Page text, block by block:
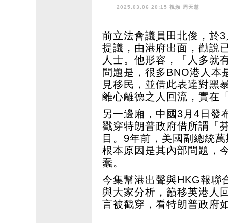
話治國肉酸
2025.03.06 20:15 視頻 周天慧
前立法會議員田北俊，於
提議，由港府出面，勸說
人士。他形容，「人多就
問題是，很多BNO港人本
見移民，並借此表達對黑
離心離德之人回流，實在
另一邊廂，中國3月4日發
戳穿特朗普政府借所謂「
目。9年前，美國副總統
根本原因是其內部問題，
蠢。
今集幫港出聲與HKG報聯
與大家分析，籲移英港人
言被戳穿，看特朗普政府